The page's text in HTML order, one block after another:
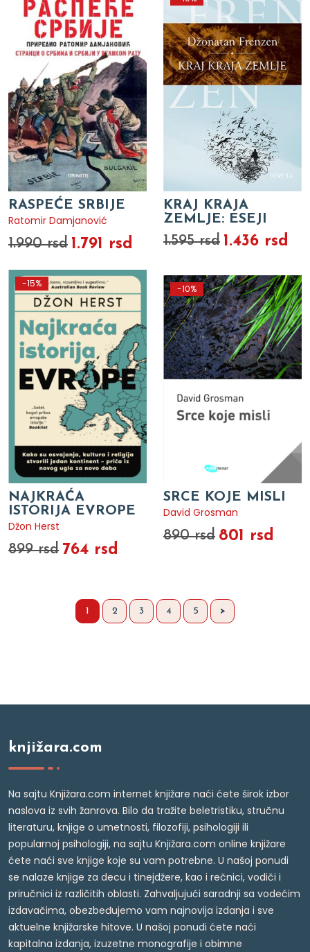
RASPEĆE SRBIJE
Ratomir Damjanović
1.990 rsd 1.791 rsd
KRAJ KRAJA
ZEMLJE: ESEJI
1.595 rsd 1.436 rsd
-15%
NAJKRAĆA
ISTORIJA EVROPE
Džon Herst
899 rsd 764 rsd
-10%
SRCE KOJE MISLI
David Grosman
890 rsd 801 rsd
1 2 3 4 5 >
knjižara.com
Na sajtu Knjižara.com internet knjižare naći ćete širok izbor
naslova iz svih žanrova. Bilo da tražite beletristiku, stručnu
literaturu, knjige o umetnosti, filozofiji, psihologiji ili
popularnoj psihologiji, na sajtu Knjižara.com online knjižare
ćete naći sve knjige koje su vam potrebne. U našoj ponudi
se nalaze knjige za decu i tinejdžere, kao i rečnici, vodiči i
priručnici iz različitih oblasti. Zahvaljujući saradnji sa vodećim
izdavačima, obezbeđujemo vam najnovija izdanja i sve
aktuelne knjižarske hitove. U našoj ponudi ćete naći
kapitalna izdanja, izuzetne monografije i obimne